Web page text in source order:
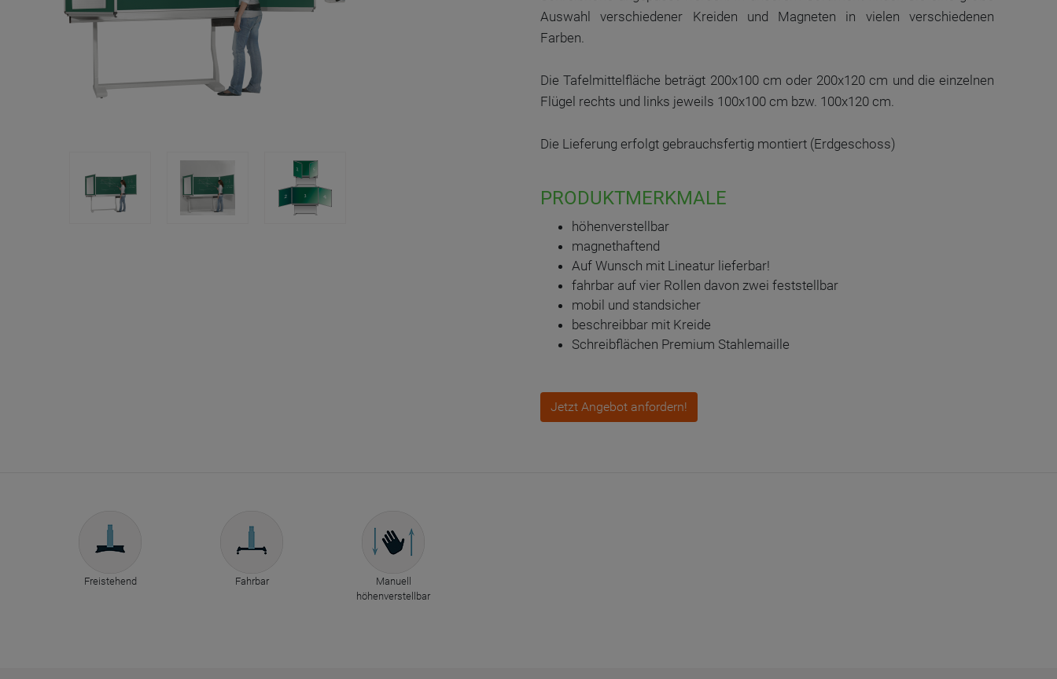
Auswahl verschiedener Kreiden und Magneten in vielen verschiedenen
Farben.
Die Tafelmittelfläche beträgt 200x100 cm oder 200x120 cm und die einzelnen
Flügel rechts und links jeweils 100x100 cm bzw. 100x120 cm.
Die Lieferung erfolgt gebrauchsfertig montiert (Erdgeschoss)
PRODUKTMERKMALE
höhenverstellbar
magnethaftend
Auf Wunsch mit Lineatur lieferbar!
fahrbar auf vier Rollen davon zwei feststellbar
mobil und standsicher
beschreibbar mit Kreide
Schreibflächen Premium Stahlemaille
Jetzt Angebot anfordern!
Freistehend Fahrbar
Manuell
höhenverstellbar